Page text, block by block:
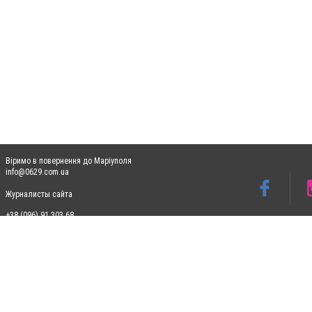
Віримо в повернення до Маріуполя
info@0629.com.ua
Журналисты сайта
+38 (096) 91 303 68